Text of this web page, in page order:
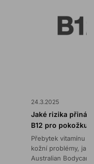
24.3.2025
Jaké rizika
B12 pro pokožku?
Přebytek vitamínu
kožní problémy,
Australian Bodycar...